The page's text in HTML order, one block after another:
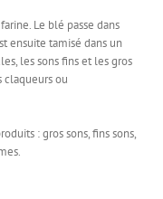
Le blé passe dans
ensuite tamisé dans un
les sons fins et les gros
claqueurs ou
: gros sons, fins sons,